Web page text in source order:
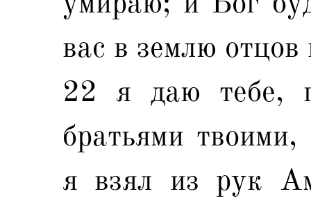
вас в землю
22 я даю тебе,
братьями
я взял из рук